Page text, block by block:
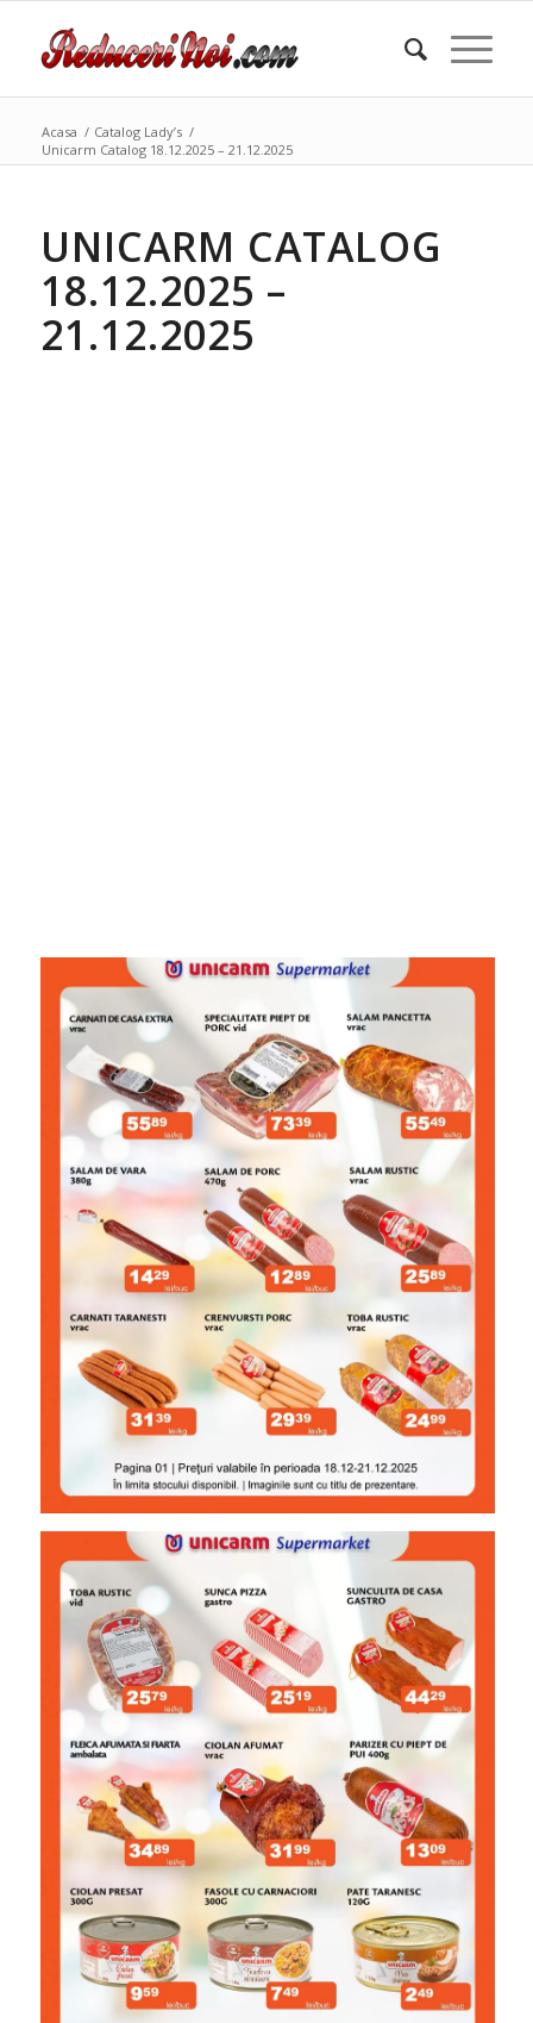
Acasa / Catalog Lady’s /
Unicarm Catalog 18.12.2025 – 21.12.2025
UNICARM CATALOG
18.12.2025 –
21.12.2025